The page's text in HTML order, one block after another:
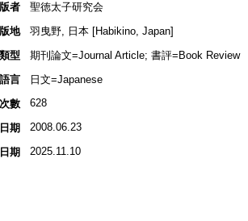
者
聖徳太子研究会
地
羽曳野, 日本 [Habikino, Japan]
型
期刊論文=Journal Article; 書評=Book Review
言
日文=Japanese
數
628
期 2008.06.23
期 2025.11.10